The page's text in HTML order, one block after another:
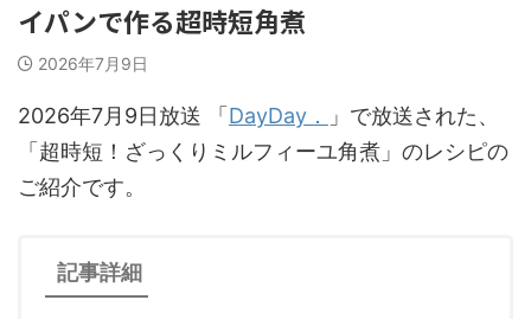
イパンで作る超時短角煮
2026年7月9日
2026年7月9日放送 「 DayDay．
」で放送された、
「超時短！ざっくりミルフィーユ角煮」のレシピの
ご紹介です。
記事詳細